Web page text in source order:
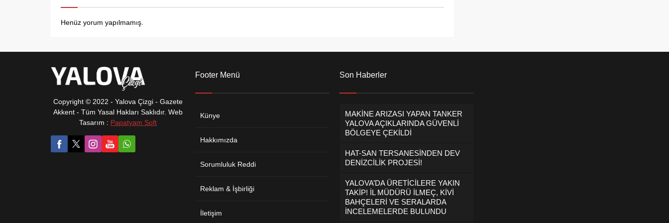
Henüz yorum yapılmamış.
Copyright © 2022 - Yalova Çizgi - Gazete
Akkent - Tüm Yasal Hakları Saklıdır. Web
Tasarım : Papatyam Soft
Footer Menü
Künye
Hakkımızda
Sorumluluk Reddi
Reklam & İşbirliği
İletişim
Son Haberler
MAKİNE ARIZASI YAPAN TANKER
YALOVA AÇIKLARINDA GÜVENLİ
BÖLGEYE ÇEKİLDİ
HAT-SAN TERSANESİNDEN DEV
DENİZCİLİK PROJESİ!
YALOVA’DA ÜRETİCİLERE YAKIN
TAKİP! İL MÜDÜRÜ İLMEÇ, KİVİ
BAHÇELERİ VE SERALARDA
İNCELEMELERDE BULUNDU